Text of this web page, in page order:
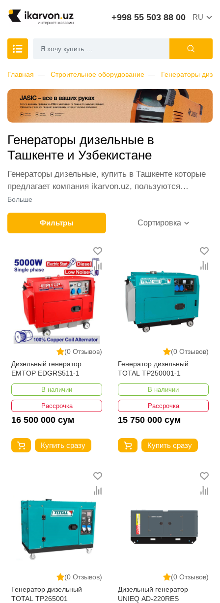
+998 55 503 88 00 RU
Главная Строительное оборудование Генераторы
Генераторы дизельные в
Ташкенте и Узбекистане
Генераторы дизельные, купить в Ташкенте которые
предлагает компания ikarvon.uz, пользуются
широким спросом среди наших клиентов. Мы
обеспечиваем лучшие условия продажи этой
категории товара. Генераторы дизельные в
интернет-магазине представлены ведущими
производителями и брендами, список которых
постоянно расширяется. Мы доставляем товар в
любом количестве по всей территории страны. Все
это дополняет лучшая по Узбекистану стоимость,
Генераторы дизельные от ikarvon.uz — это самый
широкий диапазон цен. Причем здесь представлена
оптимальная цена для каждой позиции из категории
Генераторы дизельные.
Больше
Фильтры Сортировка
(0 Отзывов)
Дизельный генератор
EMTOP EDGRS511-1
В наличии
Рассрочка
16 500 000 сум
Купить сразу
(0 Отзывов)
Генератор дизельный
TOTAL TP250001-1
В наличии
Рассрочка
15 750 000 сум
Купить сразу
(0 Отзывов)
Генератор дизельный
TOTAL TP265001
(0 Отзывов)
Дизельный генератор
UNIEQ AD-220RES